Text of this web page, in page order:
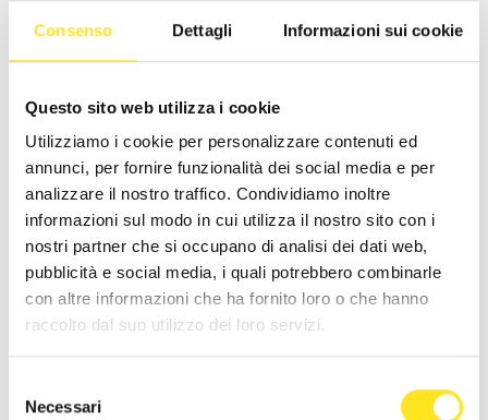
Consenso Dettagli Informazioni sui cookie
Questo sito web utilizza i cookie
Utilizziamo i cookie per personalizzare contenuti ed
annunci, per fornire funzionalità dei social media e per
analizzare il nostro traffico. Condividiamo inoltre
informazioni sul modo in cui utilizza il nostro sito con i
nostri partner che si occupano di analisi dei dati web,
pubblicità e social media, i quali potrebbero combinarle
con altre informazioni che ha fornito loro o che hanno
raccolto dal suo utilizzo dei loro servizi.
delNecessari
CASA ARDITO
Richiedi informazioni